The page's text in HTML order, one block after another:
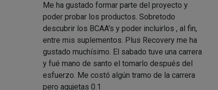
Me ha gustado formar parte del proyecto y
poder probar los productos. Sobretodo
descubrir los BCAA's y poder incluirlos , al fin,
entre mis suplementos. Plus Recovery me ha
gustado muchísimo. El sabado tuve una carrera
y fué mano de santo el tomarlo después del
esfuerzo. Me costó algún tramo de la carrera
pero agujetas 0.1